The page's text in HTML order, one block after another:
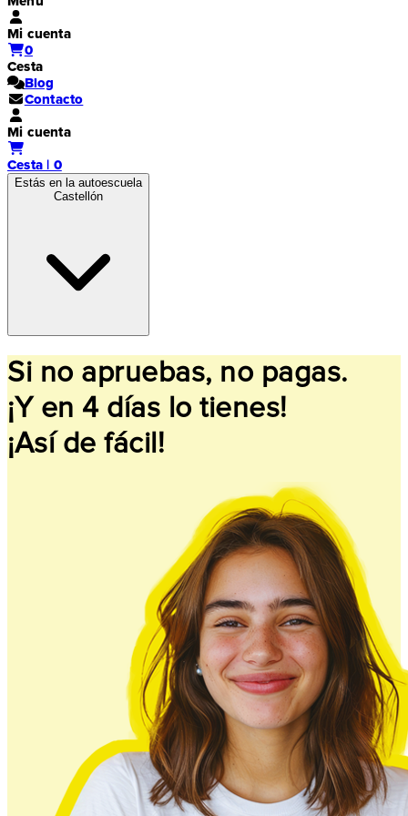
Mi cuenta
0
Cesta
Blog
Contacto
Mi cuenta
Cesta | 0
Estás en la autoescuela
Castellón
Si no apruebas, no pagas.
¡Y en 4 días lo tienes!
¡Así de fácil!